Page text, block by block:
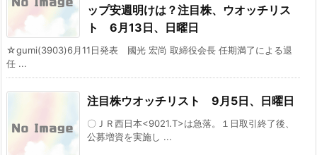
ップ安週明けは？注目株、ウオッチリス
ト 6月13日、日曜日
☆gumi(3903)6月11日発表 國光 宏尚 取締役会長 任期満了による退
任 ...
注目株ウオッチリスト 9月5日、日曜日
〇ＪＲ西日本<9021.T>は急落。１日取引終了後、
公募増資を実施し ...